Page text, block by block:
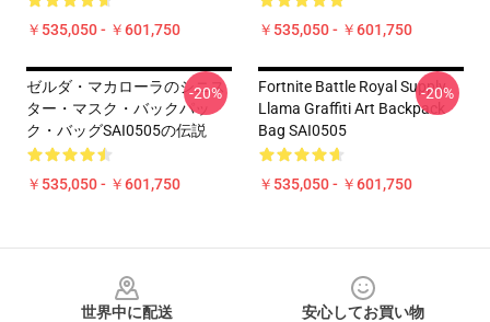
￥535,050 - ￥601,750 ￥535,050 - ￥601,750
ゼルダ・マカローラのシニス
ター・マスク・バックパッ
ク・バッグSAI0505の伝説
￥535,050 - ￥601,750
-20%
Fortnite Battle Royal Supply
Llama Graffiti Art Backpack
Bag SAI0505
￥535,050 - ￥601,750
-20%
世界中に配送
安心してお買い物